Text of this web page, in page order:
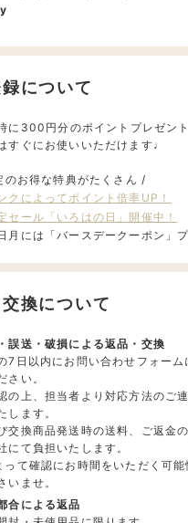
について
に300円分のポイントプレゼント
すぐにお使いいただけます♩
のお得な特典がたくさん /
クによってポイント倍率UP！
セール「いろはの日」開催中！
月には「バースデークーポン」
換について
誤送・破損による返品・交換
7日以内にお問い合わせフォーム
さい。
の上、担当者より対応方法のご
します。
交換商品発送時の送料、ご返金
にて負担いたします。
って確認にお時間をいただく可
いませ。
合による返品